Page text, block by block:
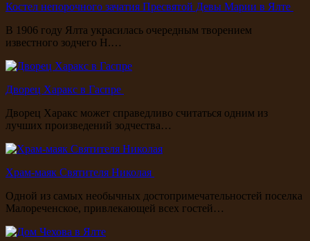
Костел непорочного зачатия Пресвятой Девы Марии в Ялте
В 1906 году Ялта украсилась очередным творением
известного зодчего Н.…
Дворец Харакс в Гаспре
Дворец Харакс может справедливо считаться одним из
лучших произведений зодчества…
Храм-маяк Святителя Николая
Одной из самых необычных достопримечательностей поселка
Малореченское, привлекающей всех гостей…